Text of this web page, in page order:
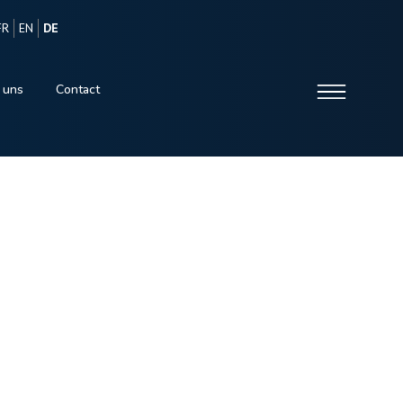
EN DE
Contact